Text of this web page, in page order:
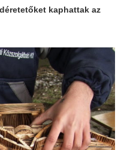
kaphattak az